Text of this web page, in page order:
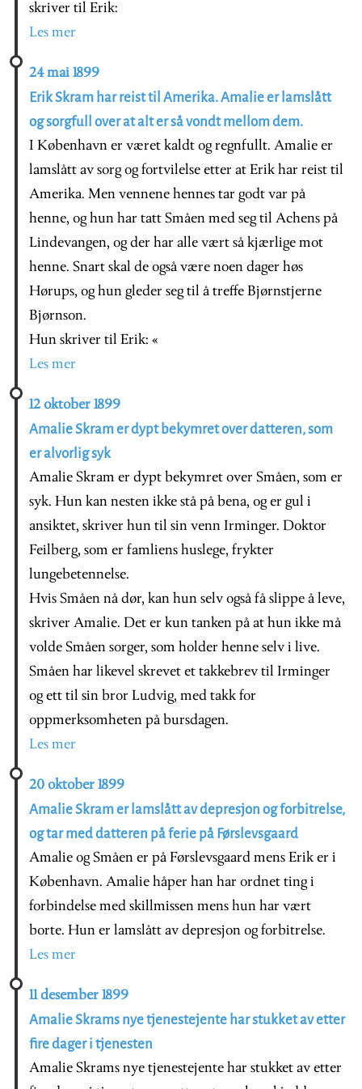
skriver til Erik:
Les mer
24 mai 1899
Erik Skram har reist til Amerika. Amalie er lamslått
og sorgfull over at alt er så vondt mellom dem.
I København er været kaldt og regnfullt. Amalie er
lamslått av sorg og fortvilelse etter at Erik har reist til
Amerika. Men vennene hennes tar godt var på
henne, og hun har tatt Småen med seg til Achens på
Lindevangen, og der har alle vært så kjærlige mot
henne. Snart skal de også være noen dager høs
Hørups, og hun gleder seg til å treffe Bjørnstjerne
Bjørnson.
Hun skriver til Erik: «
Les mer
12 oktober 1899
Amalie Skram er dypt bekymret over datteren, som
er alvorlig syk
Amalie Skram er dypt bekymret over Småen, som er
syk. Hun kan nesten ikke stå på bena, og er gul i
ansiktet, skriver hun til sin venn Irminger. Doktor
Feilberg, som er famliens huslege, frykter
lungebetennelse.
Hvis Småen nå dør, kan hun selv også få slippe å leve,
skriver Amalie. Det er kun tanken på at hun ikke må
volde Småen sorger, som holder henne selv i live.
Småen har likevel skrevet et takkebrev til Irminger
og ett til sin bror Ludvig, med takk for
oppmerksomheten på bursdagen.
Les mer
20 oktober 1899
Amalie Skram er lamslått av depresjon og forbitrelse,
og tar med datteren på ferie på Førslevsgaard
Amalie og Småen er på Førslevsgaard mens Erik er i
København. Amalie håper han har ordnet ting i
forbindelse med skillmissen mens hun har vært
borte. Hun er lamslått av depresjon og forbitrelse.
Les mer
11 desember 1899
Amalie Skrams nye tjenestejente har stukket av etter
fire dager i tjenesten
Amalie Skrams nye tjenestejente har stukket av etter